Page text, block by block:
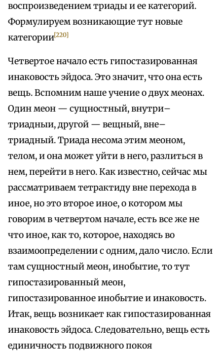
воспроизведением триады и ее категорий.
Формулируем возникающие тут новые
категории[220]
Четвертое начало есть гипостазированная
инаковость эйдоса. Это значит, что она есть
вещь. Вспомним наше учение о двух меонах.
Один меон — сущностный, внутри–
триадныи, другой — вещный, вне–
триадный. Триада несома этим меоном,
телом, и она может уйти в него, разлиться в
нем, перейти в него. Как известно, сейчас мы
рассматриваем тетрактиду вне перехода в
иное, но это второе иное, о котором мы
говорим в четвертом начале, есть все же не
что иное, как то, которое, находясь во
взаимоопределении с одним, дало число. Если
там сущностный меон, инобытие, то тут
гипостазированный меон,
гипостазированное инобытие и инаковость.
Итак, вещь возникает как гипостазированная
инаковость эйдоса. Следовательно, вещь есть
единичность подвижного покоя